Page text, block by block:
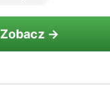
Zobacz →